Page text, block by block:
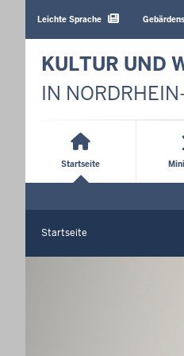
Sprachen
Leichte Sprache
KULTUR UND
IN
Startseite
Sie
befinden
Startseite
S